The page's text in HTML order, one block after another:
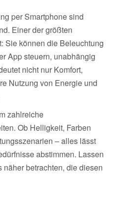
per Smartphone sind
Einer der größten
Sie können die Beleuchtung
App steuern, unabhängig
nicht nur Komfort,
Nutzung von Energie und
zahlreiche
Ob Helligkeit, Farben
– alles lässt
abstimmen. Lassen
betrachten, die diesen